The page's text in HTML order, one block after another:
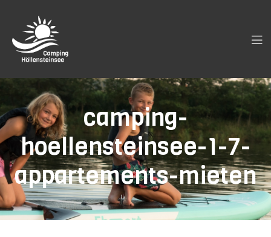
camping-
hoellensteinsee-1-7-
appartements-mieten